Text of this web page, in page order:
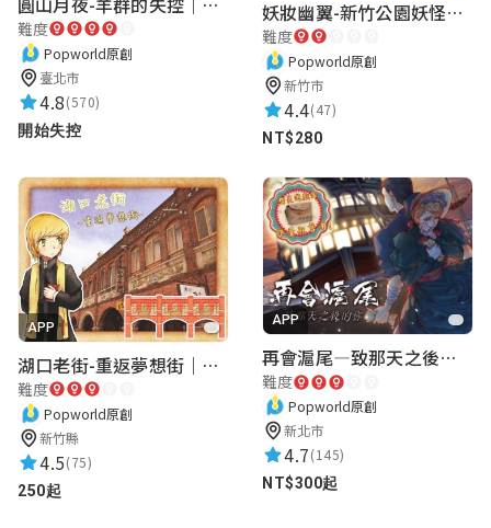
難度
Popworld原創
臺北市
4.8(570)
開始失控
妖妝幽翼-新竹公園妖怪懸疑事件
難度
Popworld原創
新竹市
4.4(47)
NT$280
APP
湖口老街-重返夢想街｜新竹老街城市解謎
難度
Popworld原創
新竹縣
4.5(75)
250起
APP
再會滬尾—致那天之後的你｜淡水老街實境遊戲｜實體遊戲盒
難度
Popworld原創
新北市
4.7(145)
NT$300起